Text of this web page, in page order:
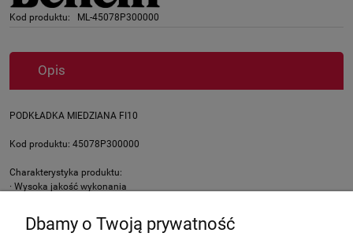
Kod produktu: ML-45078P300000
Opis
PODKŁADKA MIEDZIANA FI10
Kod produktu: 45078P300000
Charakterystyka produktu:
· Wysoka jakość wykonania
Oryginalne części Benelli to najwyższa jakość wykonania, dzięki wieloletniemu
doświadczeniu i pasji do produkcji motocykli.
Dbamy o Twoją prywatność